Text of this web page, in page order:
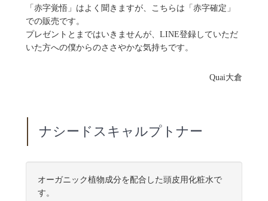
「赤字覚悟」はよく聞きますが、こちらは「赤字確定」
での販売です。
プレゼントとまではいきませんが、LINE登録していただ
いた方への僕からのささやかな気持ちです。
Quai大倉
ナシードスキャルプトナー
オーガニック植物成分を配合した頭皮用化粧水で
す。